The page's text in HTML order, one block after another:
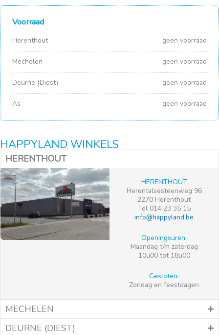
Voorraad
Herenthout geen voorraad
Mechelen geen voorraad
Deurne (Diest) geen voorraad
As geen voorraad
HAPPYLAND WINKELS
HERENTHOUT
HERENTHOUT
Herentalsesteenweg 96
2270 Herenthout
Tel 014 23 35 15
info@happyland.be
Openingsuren:
Maandag t/m zaterdag
10u00 tot 18u00
Gesloten:
Zondag en feestdagen
MECHELEN
DEURNE (DIEST)